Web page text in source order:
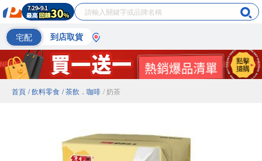
宅配 到店取貨
首頁 / 飲料零食 / 茶飲．咖啡 / 奶茶